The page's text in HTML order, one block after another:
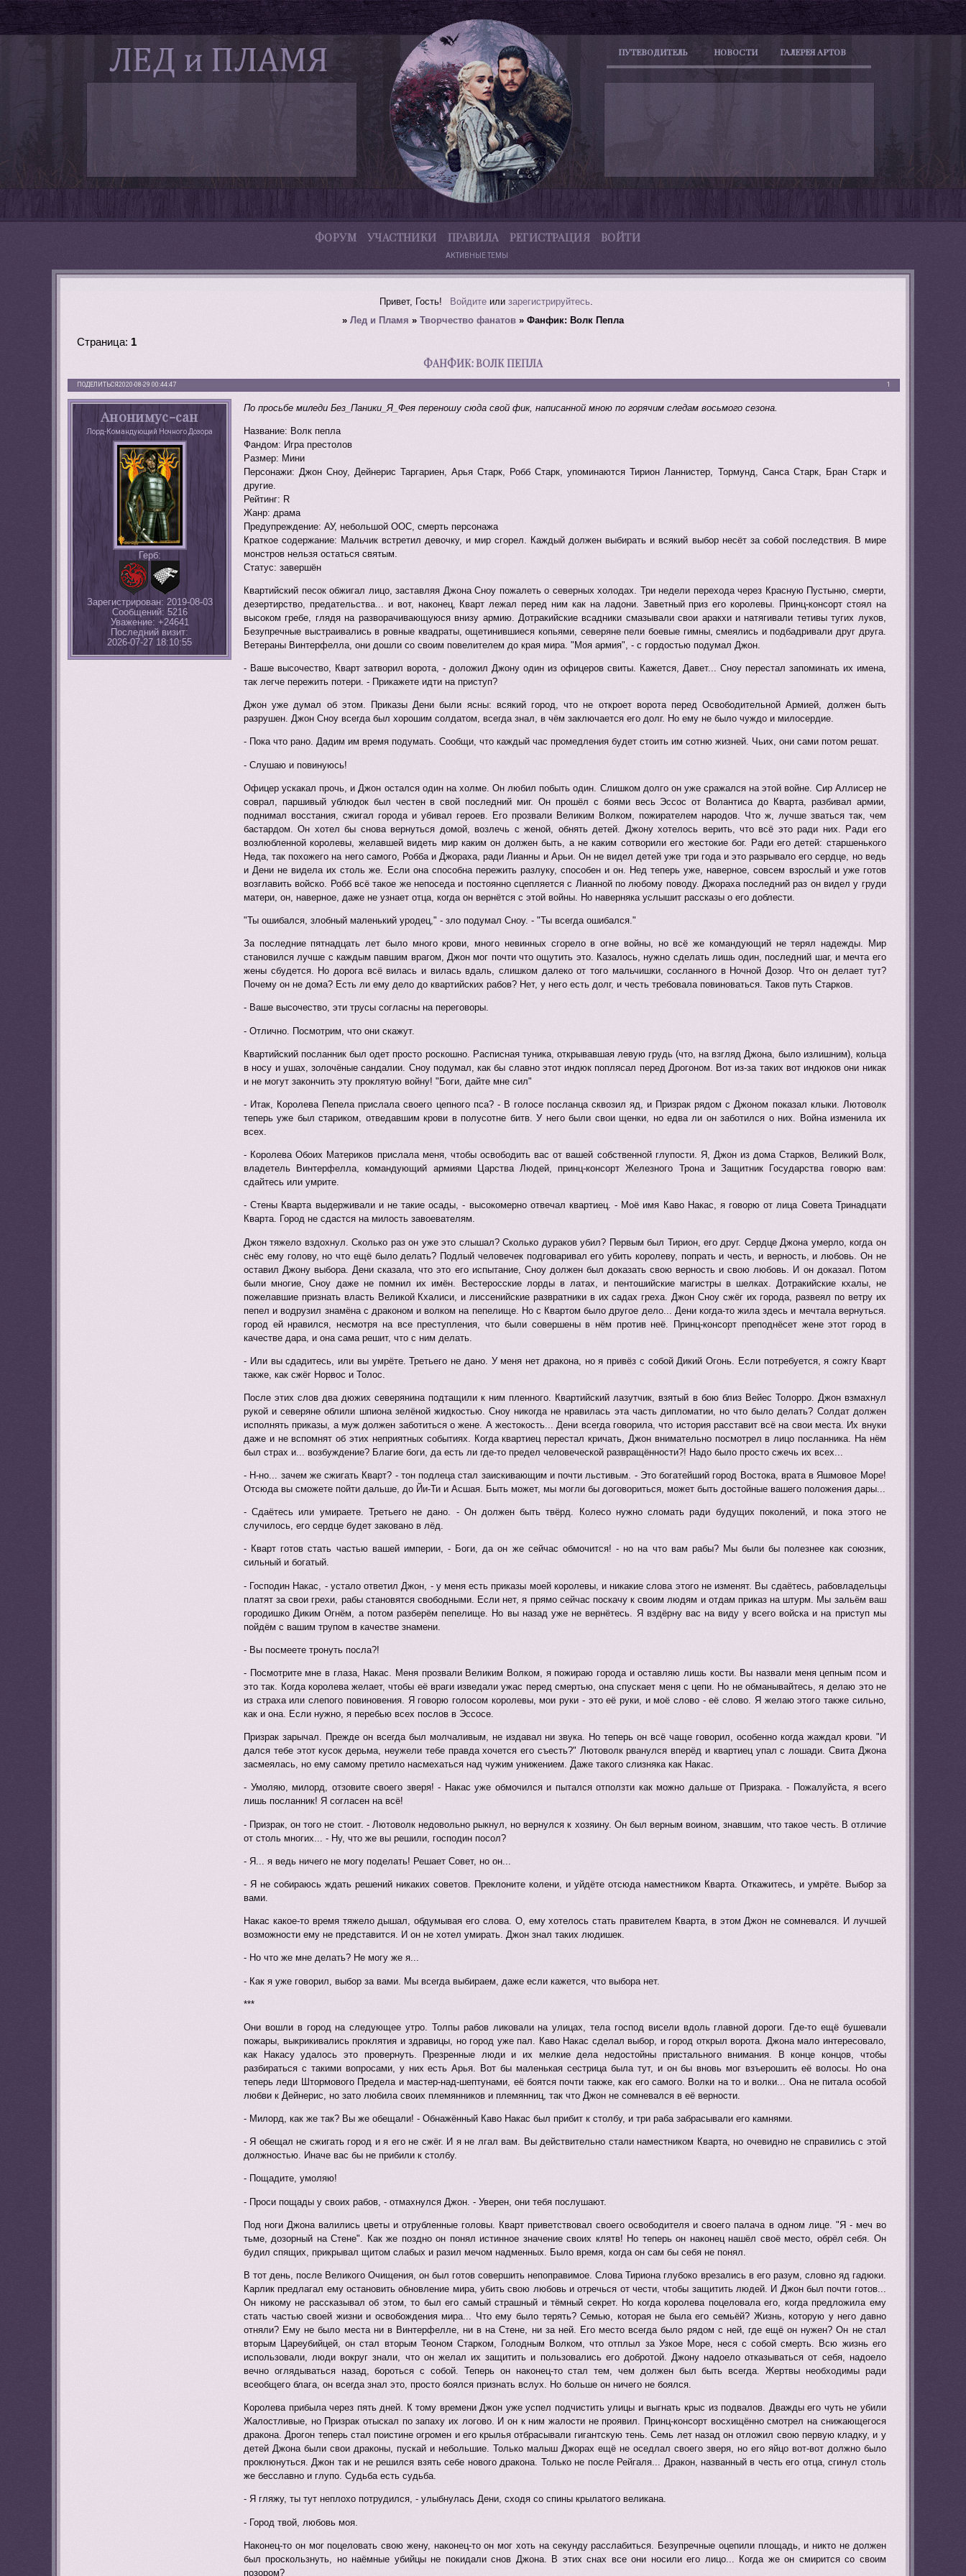
ПУТЕВОДИТЕЛЬ НОВОСТИ ГАЛЕРЕЯ АРТОВ
ФОРУМ УЧАСТНИКИ ПРАВИЛА РЕГИСТРАЦИЯ ВОЙТИ
АКТИВНЫЕ ТЕМЫ
Привет, Гость! Войдитеили зарегистрируйтесь.
» Лед и Пламя » Творчество фанатов » Фанфик: Волк Пепла
ФАНФИК: ВОЛК ПЕПЛА
Страница: 1
ПОДЕЛИТЬСЯ 1
2020-08-29 00:44:47
Анонимус-сан
Лорд-Командующий Ночного Дозора
Герб:
Зарегистрирован: 2019-08-03
Сообщений: 5216
Уважение: +24641
Последний визит:
2026-07-27 18:10:55
По просьбе миледи Без_Паники_Я_Фея переношу сюда свой фик, написанной мною по горячим следам восьмого сезона.
Название: Волк пепла
Фандом: Игра престолов
Размер: Мини
Персонажи: Джон Сноу, Дейнерис Таргариен, Арья Старк, Робб Старк, упоминаются Тирион Ланнистер, Тормунд, Санса Старк, Бран Старк и
другие.
Рейтинг: R
Жанр: драма
Предупреждение: АУ, небольшой ООС, смерть персонажа
Краткое содержание: Мальчик встретил девочку, и мир сгорел. Каждый должен выбирать и всякий выбор несёт за собой последствия. В мире
монстров нельзя остаться святым.
Статус: завершён
Квартийский песок обжигал лицо, заставляя Джона Сноу пожалеть о северных холодах. Три недели перехода через Красную Пустыню, смерти,
дезертирство, предательства... и вот, наконец, Кварт лежал перед ним как на ладони. Заветный приз его королевы. Принц-консорт стоял на
высоком гребе, глядя на разворачивающуюся внизу армию. Дотракийские всадники смазывали свои аракхи и натягивали тетивы тугих луков,
Безупречные выстраивались в ровные квадраты, ощетинившиеся копьями, северяне пели боевые гимны, смеялись и подбадривали друг друга.
Ветераны Винтерфелла, они дошли со своим повелителем до края мира. "Моя армия", - с гордостью подумал Джон.
- Ваше высочество, Кварт затворил ворота, - доложил Джону один из офицеров свиты. Кажется, Давет... Сноу перестал запоминать их имена,
так легче пережить потери. - Прикажете идти на приступ?
Джон уже думал об этом. Приказы Дени были ясны: всякий город, что не откроет ворота перед Освободительной Армией, должен быть
разрушен. Джон Сноу всегда был хорошим солдатом, всегда знал, в чём заключается его долг. Но ему не было чуждо и милосердие.
- Пока что рано. Дадим им время подумать. Сообщи, что каждый час промедления будет стоить им сотню жизней. Чьих, они сами потом решат.
- Слушаю и повинуюсь!
Офицер ускакал прочь, и Джон остался один на холме. Он любил побыть один. Слишком долго он уже сражался на этой войне. Сир Аллисер не
соврал, паршивый ублюдок был честен в свой последний миг. Он прошёл с боями весь Эссос от Волантиса до Кварта, разбивал армии,
поднимал восстания, сжигал города и убивал героев. Его прозвали Великим Волком, пожирателем народов. Что ж, лучше зваться так, чем
бастардом. Он хотел бы снова вернуться домой, возлечь с женой, обнять детей. Джону хотелось верить, что всё это ради них. Ради его
возлюбленной королевы, желавшей видеть мир каким он должен быть, а не каким сотворили его жестокие бог. Ради его детей: старшенького
Неда, так похожего на него самого, Робба и Джораха, ради Лианны и Арьи. Он не видел детей уже три года и это разрывало его сердце, но ведь
и Дени не видела их столь же. Если она способна пережить разлуку, способен и он. Нед теперь уже, наверное, совсем взрослый и уже готов
возглавить войско. Робб всё такое же непоседа и постоянно сцепляется с Лианной по любому поводу. Джораха последний раз он видел у груди
матери, он, наверное, даже не узнает отца, когда он вернётся с этой войны. Но наверняка услышит рассказы о его доблести.
"Ты ошибался, злобный маленький уродец," - зло подумал Сноу. - "Ты всегда ошибался."
За последние пятнадцать лет было много крови, много невинных сгорело в огне войны, но всё же командующий не терял надежды. Мир
становился лучше с каждым павшим врагом, Джон мог почти что ощутить это. Казалось, нужно сделать лишь один, последний шаг, и мечта его
жены сбудется. Но дорога всё вилась и вилась вдаль, слишком далеко от того мальчишки, сосланного в Ночной Дозор. Что он делает тут?
Почему он не дома? Есть ли ему дело до квартийских рабов? Нет, у него есть долг, и честь требовала повиноваться. Таков путь Старков.
- Ваше высочество, эти трусы согласны на переговоры.
- Отлично. Посмотрим, что они скажут.
Квартийский посланник был одет просто роскошно. Расписная туника, открывавшая левую грудь (что, на взгляд Джона, было излишним), кольца
в носу и ушах, золочёные сандалии. Сноу подумал, как бы славно этот индюк поплясал перед Дрогоном. Вот из-за таких вот индюков они никак
и не могут закончить эту проклятую войну! "Боги, дайте мне сил"
- Итак, Королева Пепела прислала своего цепного пса? - В голосе посланца сквозил яд, и Призрак рядом с Джоном показал клыки. Лютоволк
теперь уже был стариком, отведавшим крови в полусотне битв. У него были свои щенки, но едва ли он заботился о них. Война изменила их
всех.
- Королева Обоих Материков прислала меня, чтобы освободить вас от вашей собственной глупости. Я, Джон из дома Старков, Великий Волк,
владетель Винтерфелла, командующий армиями Царства Людей, принц-консорт Железного Трона и Защитник Государства говорю вам:
сдайтесь или умрите.
- Стены Кварта выдерживали и не такие осады, - высокомерно отвечал квартиец. - Моё имя Каво Накас, я говорю от лица Совета Тринадцати
Кварта. Город не сдастся на милость завоевателям.
Джон тяжело вздохнул. Сколько раз он уже это слышал? Сколько дураков убил? Первым был Тирион, его друг. Сердце Джона умерло, когда он
снёс ему голову, но что ещё было делать? Подлый человечек подговаривал его убить королеву, попрать и честь, и верность, и любовь. Он не
оставил Джону выбора. Дени сказала, что это его испытание, Сноу должен был доказать свою верность и свою любовь. И он доказал. Потом
были многие, Сноу даже не помнил их имён. Вестеросские лорды в латах, и пентошийские магистры в шелках. Дотракийские кхалы, не
пожелавшие признать власть Великой Кхалиси, и лиссенийские развратники в их садах греха. Джон Сноу сжёг их города, развеял по ветру их
пепел и водрузил знамёна с драконом и волком на пепелище. Но с Квартом было другое дело... Дени когда-то жила здесь и мечтала вернуться.
город ей нравился, несмотря на все преступления, что были совершены в нём против неё. Принц-консорт преподнёсет жене этот город в
качестве дара, и она сама решит, что с ним делать.
- Или вы сдадитесь, или вы умрёте. Третьего не дано. У меня нет дракона, но я привёз с собой Дикий Огонь. Если потребуется, я сожгу Кварт
также, как сжёг Норвос и Толос.
После этих слов два дюжих северянина подтащили к ним пленного. Квартийский лазутчик, взятый в бою близ Вейес Толорро. Джон взмахнул
рукой и северяне облили шпиона зелёной жидкостью. Сноу никогда не нравилась эта часть дипломатии, но что было делать? Солдат должен
исполнять приказы, а муж должен заботиться о жене. А жестокость... Дени всегда говорила, что история расставит всё на свои места. Их внуки
даже и не вспомнят об этих неприятных событиях. Когда квартиец перестал кричать, Джон внимательно посмотрел в лицо посланника. На нём
был страх и... возбуждение? Благие боги, да есть ли где-то предел человеческой развращённости?! Надо было просто сжечь их всех...
- Н-но... зачем же сжигать Кварт? - тон подлеца стал заискивающим и почти льстивым. - Это богатейший город Востока, врата в Яшмовое Море!
Отсюда вы сможете пойти дальше, до Йи-Ти и Асшая. Быть может, мы могли бы договориться, может быть достойные вашего положения дары...
- Сдаётесь или умираете. Третьего не дано. - Он должен быть твёрд. Колесо нужно сломать ради будущих поколений, и пока этого не
случилось, его сердце будет заковано в лёд.
- Кварт готов стать частью вашей империи, - Боги, да он же сейчас обмочится! - но на что вам рабы? Мы были бы полезнее как союзник,
сильный и богатый.
- Господин Накас, - устало ответил Джон, - у меня есть приказы моей королевы, и никакие слова этого не изменят. Вы сдаётесь, рабовладельцы
платят за свои грехи, рабы становятся свободными. Если нет, я прямо сейчас поскачу к своим людям и отдам приказ на штурм. Мы зальём ваш
городишко Диким Огнём, а потом разберём пепелище. Но вы назад уже не вернётесь. Я вздёрну вас на виду у всего войска и на приступ мы
пойдём с вашим трупом в качестве знамени.
- Вы посмеете тронуть посла?!
- Посмотрите мне в глаза, Накас. Меня прозвали Великим Волком, я пожираю города и оставляю лишь кости. Вы назвали меня цепным псом и
это так. Когда королева желает, чтобы её враги изведали ужас перед смертью, она спускает меня с цепи. Но не обманывайтесь, я делаю это не
из страха или слепого повиновения. Я говорю голосом королевы, мои руки - это её руки, и моё слово - её слово. Я желаю этого также сильно,
как и она. Если нужно, я перебью всех послов в Эссосе.
Призрак зарычал. Прежде он всегда был молчаливым, не издавал ни звука. Но теперь он всё чаще говорил, особенно когда жаждал крови. "И
дался тебе этот кусок дерьма, неужели тебе правда хочется его съесть?" Лютоволк рванулся вперёд и квартиец упал с лошади. Свита Джона
засмеялась, но ему самому претило насмехаться над чужим унижением. Даже такого слизняка как Накас.
- Умоляю, милорд, отзовите своего зверя! - Накас уже обмочился и пытался отползти как можно дальше от Призрака. - Пожалуйста, я всего
лишь посланник! Я согласен на всё!
- Призрак, он того не стоит. - Лютоволк недовольно рыкнул, но вернулся к хозяину. Он был верным воином, знавшим, что такое честь. В отличие
от столь многих... - Ну, что же вы решили, господин посол?
- Я... я ведь ничего не могу поделать! Решает Совет, но он...
- Я не собираюсь ждать решений никаких советов. Преклоните колени, и уйдёте отсюда наместником Кварта. Откажитесь, и умрёте. Выбор за
вами.
Накас какое-то время тяжело дышал, обдумывая его слова. О, ему хотелось стать правителем Кварта, в этом Джон не сомневался. И лучшей
возможности ему не представится. И он не хотел умирать. Джон знал таких людишек.
- Но что же мне делать? Не могу же я...
- Как я уже говорил, выбор за вами. Мы всегда выбираем, даже если кажется, что выбора нет.
***
Они вошли в город на следующее утро. Толпы рабов ликовали на улицах, тела господ висели вдоль главной дороги. Где-то ещё бушевали
пожары, выкрикивались проклятия и здравицы, но город уже пал. Каво Накас сделал выбор, и город открыл ворота. Джона мало интересовало,
как Накасу удалось это провернуть. Презренные люди и их мелкие дела недостойны пристального внимания. В конце концов, чтобы
разбираться с такими вопросами, у них есть Арья. Вот бы маленькая сестрица была тут, и он бы вновь мог взъерошить её волосы. Но она
теперь леди Штормового Предела и мастер-над-шептунами, её боятся почти также, как его самого. Волки на то и волки... Она не питала особой
любви к Дейнерис, но зато любила своих племянников и племянниц, так что Джон не сомневался в её верности.
- Милорд, как же так? Вы же обещали! - Обнажённый Каво Накас был прибит к столбу, и три раба забрасывали его камнями.
- Я обещал не сжигать город и я его не сжёг. И я не лгал вам. Вы действительно стали наместником Кварта, но очевидно не справились с этой
должностью. Иначе вас бы не прибили к столбу.
- Пощадите, умоляю!
- Проси пощады у своих рабов, - отмахнулся Джон. - Уверен, они тебя послушают.
Под ноги Джона валились цветы и отрубленные головы. Кварт приветствовал своего освободителя и своего палача в одном лице. "Я - меч во
тьме, дозорный на Стене". Как же поздно он понял истинное значение своих клятв! Но теперь он наконец нашёл своё место, обрёл себя. Он
будил спящих, прикрывал щитом слабых и разил мечом надменных. Было время, когда он сам бы себя не понял.
В тот день, после Великого Очищения, он был готов совершить непоправимое. Слова Тириона глубоко врезались в его разум, словно яд гадюки.
Карлик предлагал ему остановить обновление мира, убить свою любовь и отречься от чести, чтобы защитить людей. И Джон был почти готов...
Он никому не рассказывал об этом, то был его самый страшный и тёмный секрет. Но когда королева поцеловала его, когда предложила ему
стать частью своей жизни и освобождения мира... Что ему было терять? Семью, которая не была его семьёй? Жизнь, которую у него давно
отняли? Ему не было места ни в Винтерфелле, ни в на Стене, ни за ней. Его место всегда было рядом с ней, где ещё он нужен? Он не стал
вторым Цареубийцей, он стал вторым Теоном Старком, Голодным Волком, что отплыл за Узкое Море, неся с собой смерть. Всю жизнь его
использовали, люди вокруг знали, что он желал их защитить и пользовались его добротой. Джону надоело отказываться от себя, надоело
вечно оглядываться назад, бороться с собой. Теперь он наконец-то стал тем, чем должен был быть всегда. Жертвы необходимы ради
всеобщего блага, он всегда знал это, просто боялся признать вслух. Но больше он ничего не боялся.
Королева прибыла через пять дней. К тому времени Джон уже успел подчистить улицы и выгнать крыс из подвалов. Дважды его чуть не убили
Жалостливые, но Призрак отыскал по запаху их логово. И он к ним жалости не проявил. Принц-консорт восхищённо смотрел на снижающегося
дракона. Дрогон теперь стал поистине огромен и его крылья отбрасывали гигантскую тень. Семь лет назад он отложил свою первую кладку, и у
детей Джона были свои драконы, пускай и небольшие. Только малыш Джорах ещё не оседлал своего зверя, но его яйцо вот-вот должно было
проклюнуться. Джон так и не решился взять себе нового дракона. Только не после Рейгаля... Дракон, названный в честь его отца, сгинул столь
же бесславно и глупо. Судьба есть судьба.
- Я гляжу, ты тут неплохо потрудился, - улыбнулась Дени, сходя со спины крылатого великана.
- Город твой, любовь моя.
Наконец-то он мог поцеловать свою жену, наконец-то он мог хоть на секунду расслабиться. Безупречные оцепили площадь, и никто не должен
был проскользнуть, но наёмные убийцы не покидали снов Джона. В этих снах все они носили его лицо... Когда же он смирится со своим
позором?